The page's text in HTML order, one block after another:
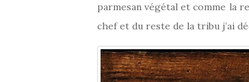
parmesan végétal et comme la
chef et du reste de la tribu j’ai